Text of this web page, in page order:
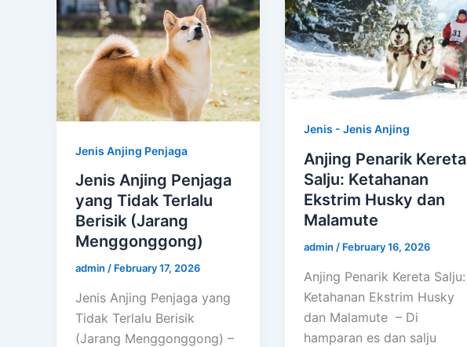
Jenis Anjing Penjaga
Jenis Anjing Penjaga
yang Tidak Terlalu
Berisik (Jarang
Menggonggong)
admin / February 17, 2026
Jenis Anjing Penjaga yang
Tidak Terlalu Berisik
(Jarang Menggonggong) –
Jenis - Jenis Anjing
Anjing Penarik Kereta
Salju: Ketahanan
Ekstrim Husky dan
Malamute
admin / February 16, 2026
Anjing Penarik Kereta Salju:
Ketahanan Ekstrim Husky
dan Malamute – Di
hamparan es dan salju